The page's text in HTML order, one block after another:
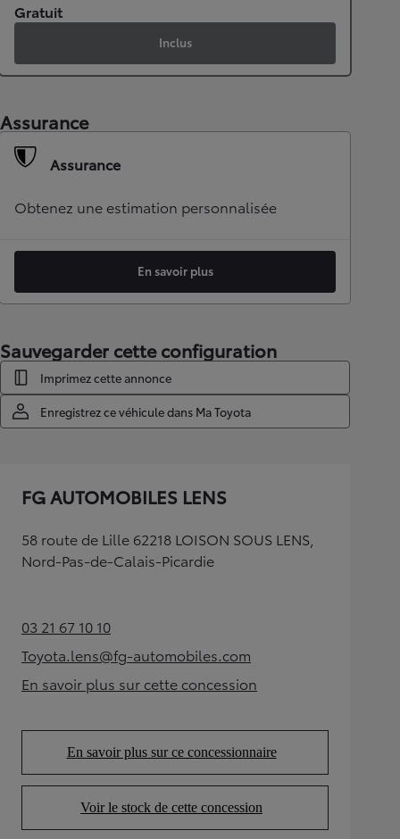
Gratuit
Inclus
Assurance
Assurance
Obtenez une estimation personnalisée
En savoir plus
Sauvegarder cette configuration
Imprimez cette annonce
Enregistrez ce véhicule dans Ma Toyota
FG AUTOMOBILES LENS
58 route de Lille 62218 LOISON SOUS LENS,
Nord-Pas-de-Calais-Picardie
03 21 67 10 10(Opens in new tab)
Toyota.lens@fg-automobiles.com
(Opens in new tab)
En savoir plus sur cette concession
(Opens in new tab)
En savoir plus sur ce concessionnaire
(Opens in new tab)
Voir le stock de cette concession
(Opens in new tab)